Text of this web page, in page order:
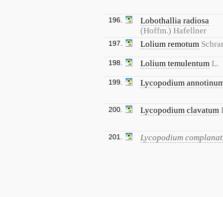
196.
Lobothallia radiosa
(Hoffm.) Hafellner
197. Lolium remotum
198. Lolium temulentum L.
199. Lycopodium
200. Lycopodium clavatum
201. Lycopodium